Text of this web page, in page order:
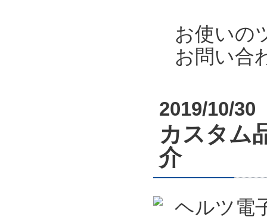
お使いの
お問い合
2019/10/30
カスタム
介
ヘルツ電